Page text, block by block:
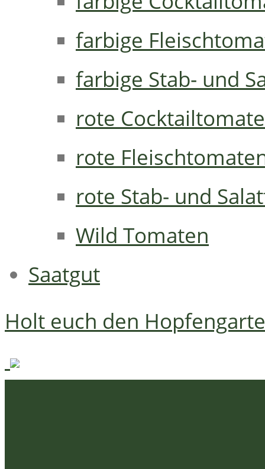
farbige
farbige Stab- und
rote
rote
rote Stab- und
Wild Tomaten
Saatgut
Holt euch den